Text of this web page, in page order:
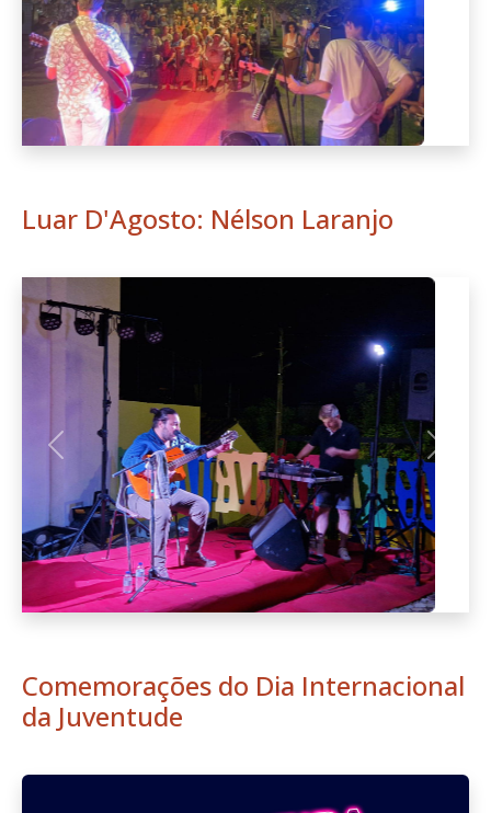
Luar D'Agosto: Nélson Laranjo
Anterior
Comemorações do Dia Internacional
da Juventude